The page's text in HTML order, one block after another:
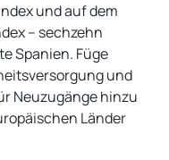
und auf dem
– sechzehn
Spanien. Füge
und
Neuzugänge hinzu
Länder